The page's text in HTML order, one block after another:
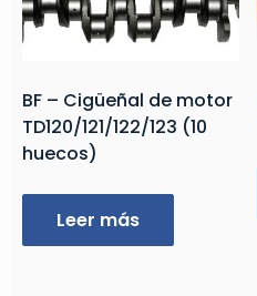
BF – Cigüeñal de motor
TD120/121/122/123 (10
huecos)
Leer más